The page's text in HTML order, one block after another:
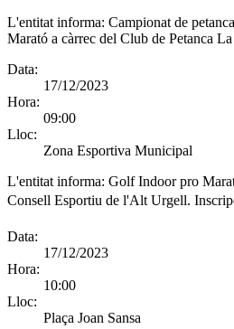
L'entitat informa: Campionat de
Marató a càrrec del Club de Petanca La
Data:
17/12/2023
Hora:
09:00
Lloc:
Zona Esportiva Municipal
L'entitat informa: Golf Indoor pro
Consell Esportiu de l'Alt Urgell.
Data:
17/12/2023
Hora:
10:00
Lloc:
Plaça Joan Sansa